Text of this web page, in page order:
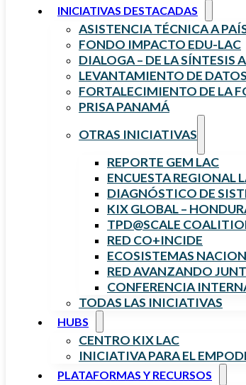
INICIATIVAS DESTACADAS
ASISTENCIA TÉCNICA A
FONDO IMPACTO EDU-LAC
DIALOGA – DE LA SÍNTESIS
LEVANTAMIENTO DE
FORTALECIMIENTO DE LA
PRISA PANAMÁ
OTRAS INICIATIVAS
REPORTE GEM LAC
ENCUESTA REGIONAL
DIAGNÓSTICO DE
KIX GLOBAL –
TPD@SCALE
RED CO+INCIDE
ECOSISTEMAS
RED AVANZANDO
CONFERENCIA
TODAS LAS INICIATIVAS
HUBS
CENTRO KIX LAC
INICIATIVA PARA EL
PLATAFORMAS Y RECURSOS